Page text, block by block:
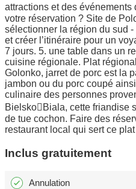
attractions et des
votre réservation ? Site de
sélectionner la région du sud
et créer l’itinéraire pour un
7 jours. 5. une table dans un
cuisine régionale. Plat
Golonko, jarret de porc est la
jambon ou du porc coupé
culinaire des personnes
BielskoBiala, cette friandise
de tue cochon. Faire des
restaurant local qui sert ce
Inclus gratuitement
Annulation